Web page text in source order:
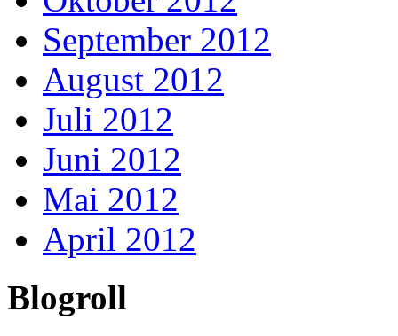
September 2012
August 2012
Juli 2012
Juni 2012
Mai 2012
April 2012
Blogroll